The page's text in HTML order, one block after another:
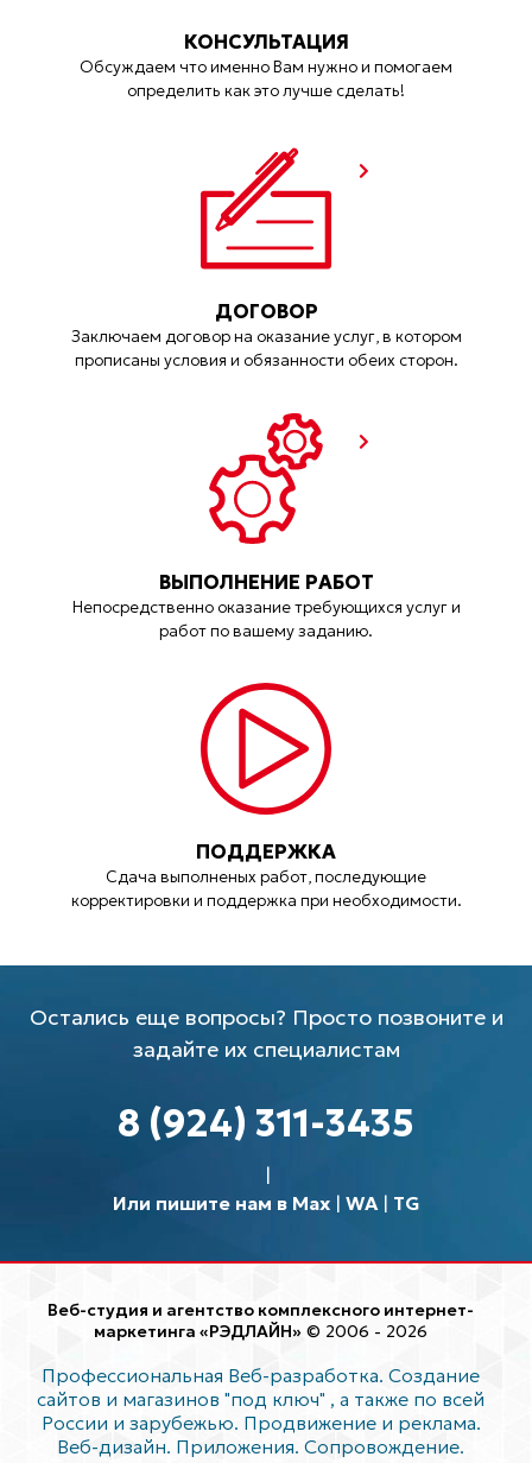
КОНСУЛЬТАЦИЯ
Обсуждаем что именно Вам нужно и помогаем
определить как это лучше сделать!
ДОГОВОР
Заключаем договор на оказание услуг, в котором
прописаны условия и обязанности обеих сторон.
ВЫПОЛНЕНИЕ РАБОТ
Непосредственно оказание требующихся услуг и
работ по вашему заданию.
ПОДДЕРЖКА
Сдача выполненых работ, последующие
корректировки и поддержка при необходимости.
Остались еще вопросы? Просто позвоните и
задайте их специалистам
8 (924) 311-3435
Или пишите нам в Max| WA| TG
Веб-студия и агентство комплексного интернет-
маркетинга «РЭДЛАЙН» © 2006 - 2026
Профессиональная Веб-разработка. Создание
сайтов и магазинов "под ключ" , а также по всей
России и зарубежью. Продвижение и реклама.
Веб-дизайн. Приложения. Сопровождение.